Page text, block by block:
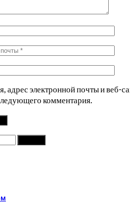
адрес электронной почты и веб-
комментария.